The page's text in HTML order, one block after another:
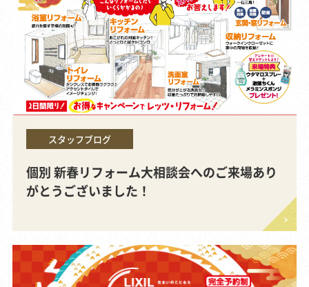
スタッフブログ
個別 新春リフォーム大相談会へのご来場あり
がとうございました！